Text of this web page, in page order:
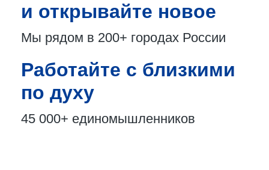
и открывайте новое
Мы рядом в 200+ городах России
Работайте с близкими
по духу
45 000+ единомышленников